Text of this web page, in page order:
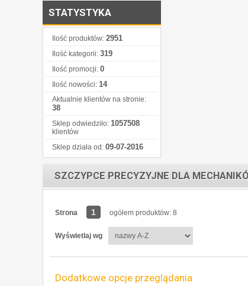
STATYSTYKA
Ilość produktów: 2951
Ilość kategorii: 319
Ilość promocji: 0
Ilość nowości: 14
Aktualnie klientów na stronie:
38
Sklep odwiedziło: 1057508
klientów
Sklep działa od: 09-07-2016
SZCZYPCE PRECYZYJNE DLA
Strona 1 ogółem produktów: 8
Wyświetlaj wg
Dodatkowe opcje przeglądania